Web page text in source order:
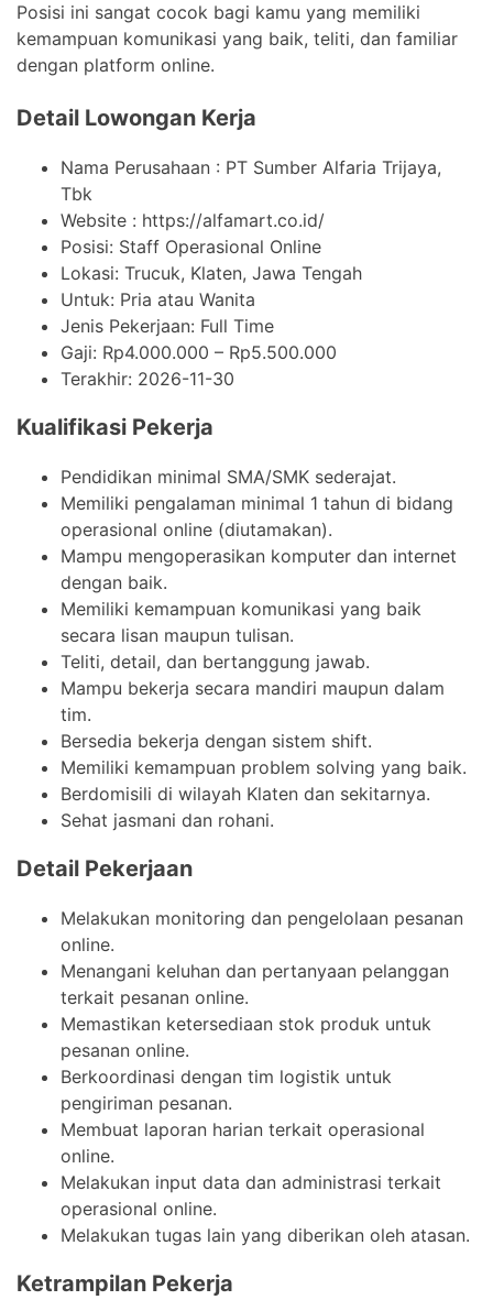
Posisi ini sangat cocok bagi kamu yang memiliki
kemampuan komunikasi yang baik, teliti, dan familiar
dengan platform online.
Detail Lowongan Kerja
Nama Perusahaan : PT Sumber Alfaria Trijaya,
Tbk
Website : https://alfamart.co.id/
Posisi: Staff Operasional Online
Lokasi: Trucuk, Klaten, Jawa Tengah
Untuk: Pria atau Wanita
Jenis Pekerjaan: Full Time
Gaji: Rp4.000.000 – Rp5.500.000
Terakhir: 2026-11-30
Kualifikasi Pekerja
Pendidikan minimal SMA/SMK sederajat.
Memiliki pengalaman minimal 1 tahun di bidang
operasional online (diutamakan).
Mampu mengoperasikan komputer dan internet
dengan baik.
Memiliki kemampuan komunikasi yang baik
secara lisan maupun tulisan.
Teliti, detail, dan bertanggung jawab.
Mampu bekerja secara mandiri maupun dalam
tim.
Bersedia bekerja dengan sistem shift.
Memiliki kemampuan problem solving yang baik.
Berdomisili di wilayah Klaten dan sekitarnya.
Sehat jasmani dan rohani.
Detail Pekerjaan
Melakukan monitoring dan pengelolaan pesanan
online.
Menangani keluhan dan pertanyaan pelanggan
terkait pesanan online.
Memastikan ketersediaan stok produk untuk
pesanan online.
Berkoordinasi dengan tim logistik untuk
pengiriman pesanan.
Membuat laporan harian terkait operasional
online.
Melakukan input data dan administrasi terkait
operasional online.
Melakukan tugas lain yang diberikan oleh atasan.
Ketrampilan Pekerja